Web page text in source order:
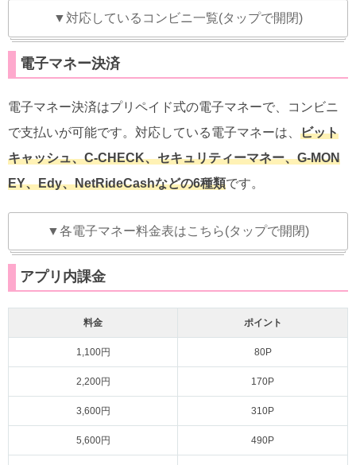
▼対応しているコンビニ一覧(タップで開閉)
電子マネー決済
電子マネー決済はプリペイド式の電子マネーで、コンビニ
で支払いが可能です。対応している電子マネーは、 ビット
キャッシュ、C-CHECK、セキュリティーマネー、G-MON
EY、Edy、NetRideCashなどの6種類です。
▼各電子マネー料金表はこちら(タップで開閉)
アプリ内課金
料金 ポイント
1,100円 80P
2,200円 170P
3,600円 310P
5,600円 490P